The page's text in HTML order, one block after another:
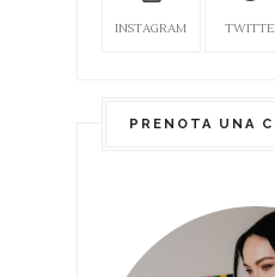
INSTAGRAM
PRENOTA UNA